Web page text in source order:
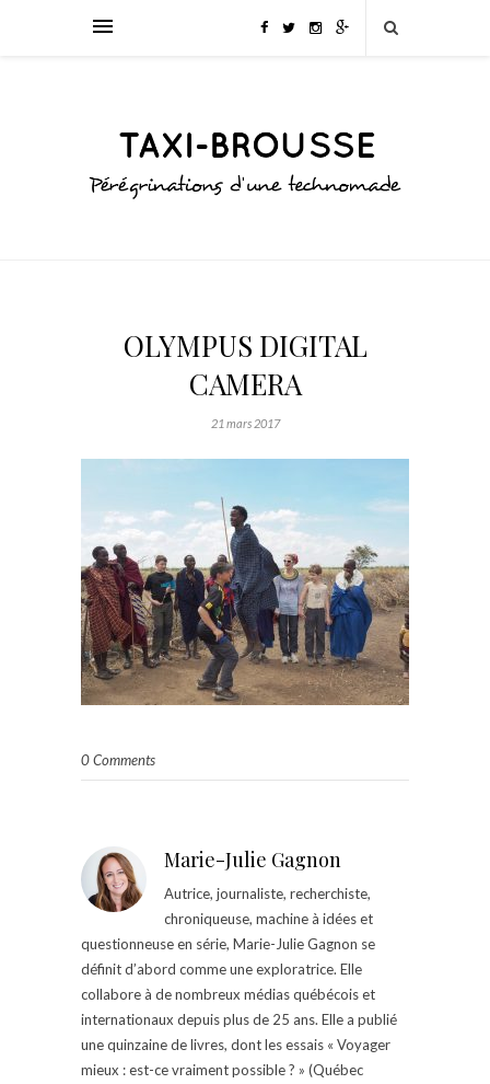
OLYMPUS DIGITAL
CAMERA
21 mars 2017
0 Comments
Marie-Julie Gagnon
Autrice, journaliste, recherchiste,
chroniqueuse, machine à idées et
questionneuse en série, Marie-Julie Gagnon se
définit d’abord comme une exploratrice. Elle
collabore à de nombreux médias québécois et
internationaux depuis plus de 25 ans. Elle a publié
une quinzaine de livres, dont les essais « Voyager
mieux : est-ce vraiment possible ? » (Québec